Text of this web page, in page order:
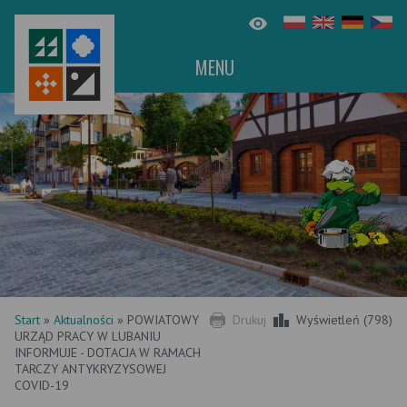
MENU
Drukuj Wyświetleń (798)
Start » Aktualności » POWIATOWY
URZĄD PRACY W LUBANIU
INFORMUJE - DOTACJA W RAMACH
TARCZY ANTYKRYZYSOWEJ
COVID-19